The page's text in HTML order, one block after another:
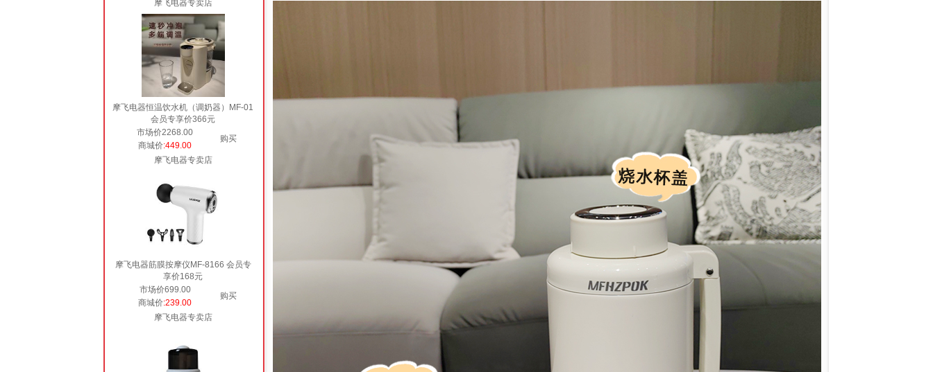
摩飞电器专卖店
摩飞电器恒温饮水机（调奶器）MF-01
会员专享价366元
市场价2268.00
购买
商城价:449.00
摩飞电器专卖店
摩飞电器筋膜按摩仪MF-8166 会员专
享价168元
市场价699.00
购买
商城价:239.00
摩飞电器专卖店